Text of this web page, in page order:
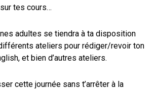
tes cours…
adultes se tiendra à ta disposition
ateliers pour rédiger/revoir ton
et bien d’autres ateliers.
cette journée sans t’arrêter à la